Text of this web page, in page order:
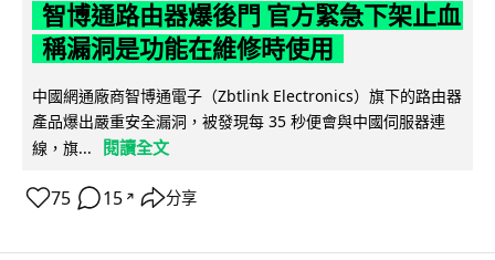
智博通路由器爆後門 官方緊急下架止血
稱漏洞是功能在維修時使用
中國網通廠商智博通電子（Zbtlink Electronics）旗下的路由器
產品爆出嚴重安全漏洞，被發現每 35 秒便會與中國伺服器連
線，旗...
閱讀全文
75 15 ↗ 分享